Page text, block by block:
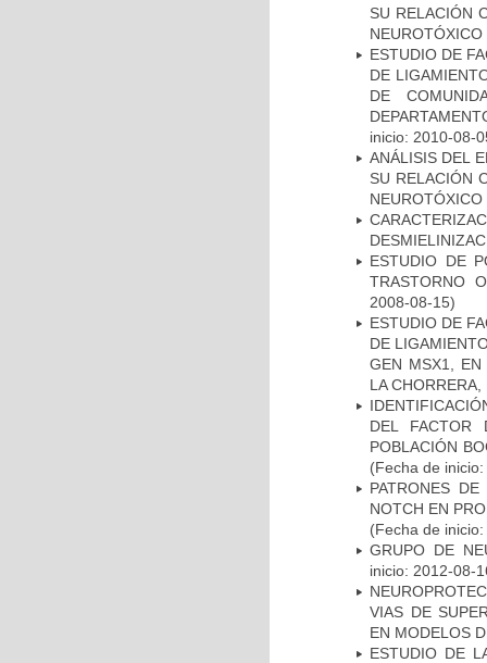
SU RELACIÓN
NEUROTÓXICO
ESTUDIO DE
DE
DE
inicio: 2010-08-
ANÁLISIS DEL
SU RELACIÓN
NEUROTÓXICO
ESTUDIO DE
TRASTORNO
2008-08-15)
ESTUDIO DE
DE
GEN MSX1, EN
LA
DEL FACTOR
POBLACIÓN
(Fecha de
PATRONES
NOTCH EN
(Fecha de
GRUPO DE
inicio: 2012-08-
VIAS DE
EN MODELOS
ESTUDIO DE